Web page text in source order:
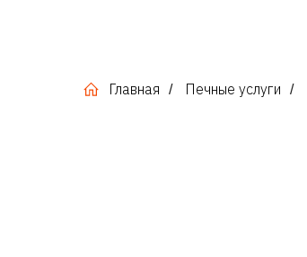
Главная / Печные услуги /